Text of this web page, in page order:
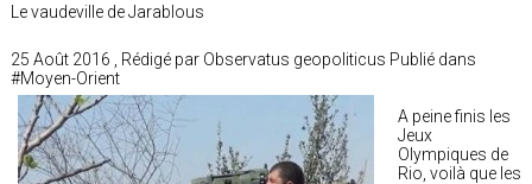
Le vaudeville de Jarablous
25 Août 2016 , Rédigé par Observatus geopoliticus Publié dans
#Moyen-Orient
A peine finis les
Jeux
Olympiques de
Rio, voilà que les